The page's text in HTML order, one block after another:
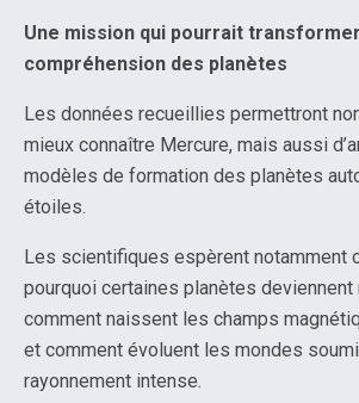
Une mission qui pourrait
compréhension des planètes
Les données recueillies permettront
mieux connaître Mercure, mais aussi
modèles de formation des planètes
étoiles.
Les scientifiques espèrent notamment
pourquoi certaines planètes deviennent
comment naissent les champs
et comment évoluent les mondes
rayonnement intense.